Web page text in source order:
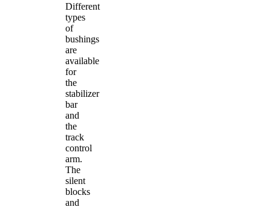
Different
types
of
bushings
are
available
for
the
stabilizer
bar
and
the
track
control
arm.
The
silent
blocks
and